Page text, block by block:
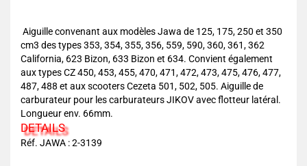
Aiguille convenant aux modèles Jawa de 125, 175, 250 et 350
cm3 des types 353, 354, 355, 356, 559, 590, 360, 361, 362
California, 623 Bizon, 633 Bizon et 634. Convient également
aux types CZ 450, 453, 455, 470, 471, 472, 473, 475, 476, 477,
487, 488 et aux scooters Cezeta 501, 502, 505. Aiguille de
carburateur pour les carburateurs JIKOV avec flotteur latéral.
Longueur env. 66mm.
DETAILS
Réf. JAWA : 2-3139